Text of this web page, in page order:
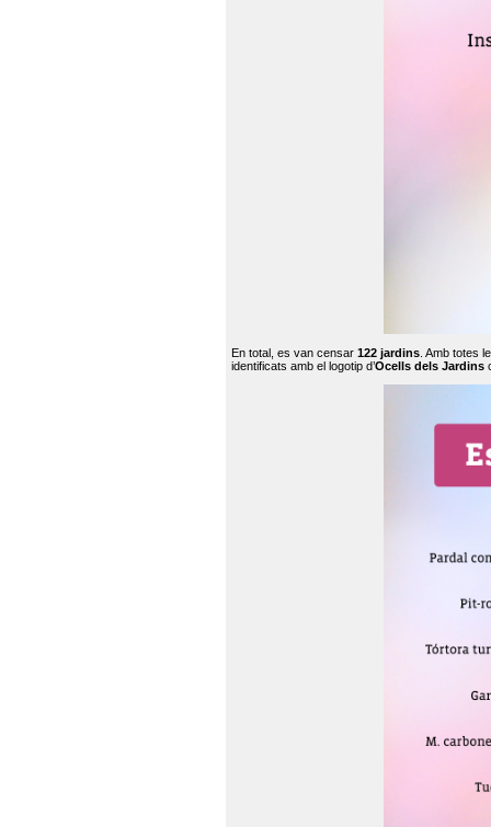
En total, es van censar 122 jardins . Amb totes
identificats amb el logotip d’Ocells dels Jardins